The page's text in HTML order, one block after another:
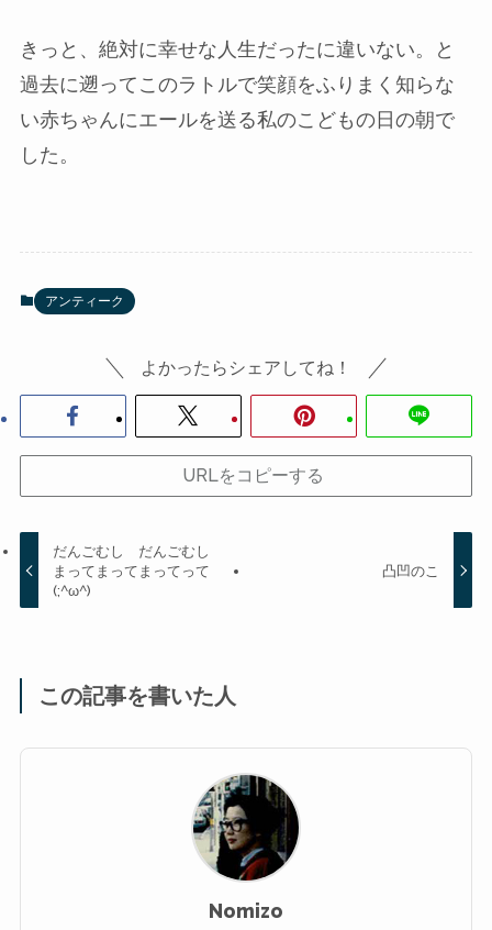
きっと、絶対に幸せな人生だったに違いない。と
過去に遡ってこのラトルで笑顔をふりまく知らな
い赤ちゃんにエールを送る私のこどもの日の朝で
した。
アンティーク
よかったらシェアしてね！
URLをコピーする
だんごむし だんごむし
まってまってまってって
(;^ω^)
凸凹のこ
この記事を書いた人
Nomizo